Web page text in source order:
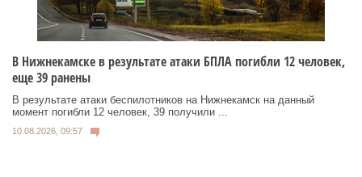
В Нижнекамске в результате атаки БПЛА погибли 12 человек,
еще 39 ранены
В результате атаки беспилотников на Нижнекамск на данный
момент погибли 12 человек, 39 получили ...
10.08.2026, 09:57